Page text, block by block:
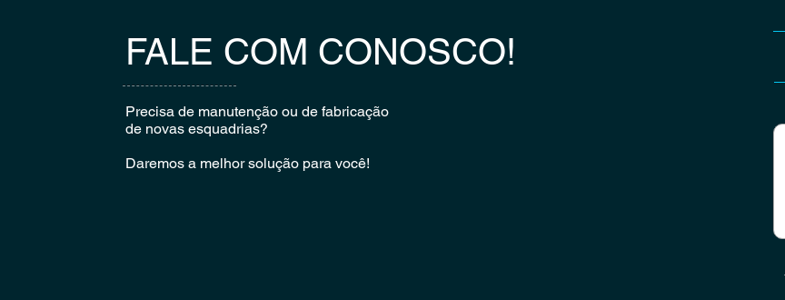
FALE COM CONOSCO!
Precisa de manutenção ou de fabricação
de novas esquadrias?
Daremos a melhor solução para você!